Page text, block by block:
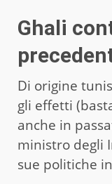
Ghali
Di origine
gli effetti
anche in
ministro degli
sue politiche